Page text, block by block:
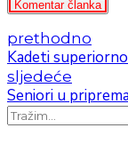
Komentar članka
prethodno
Kadeti
sljedeće
Seniori u